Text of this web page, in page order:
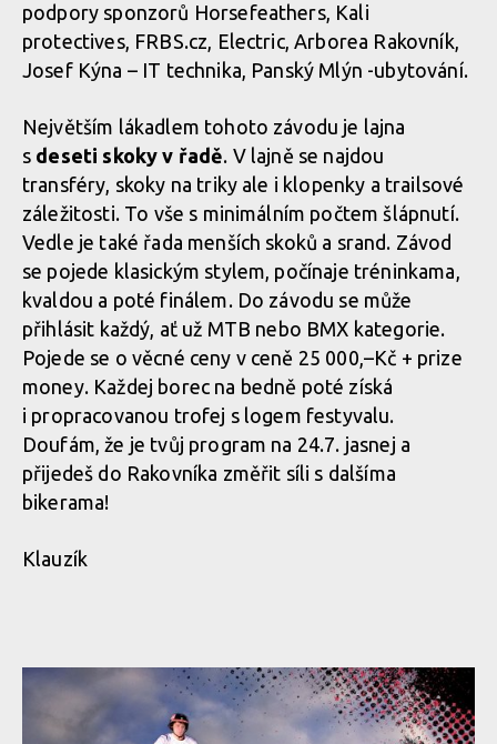
podpory sponzorů Horsefeathers, Kali
protectives, FRBS.cz, Electric, Arborea Rakovník,
Josef Kýna – IT technika, Panský Mlýn -ubytování.
Největším lákadlem tohoto závodu je lajna
s deseti skoky v řadě. V lajně se najdou
transféry, skoky na triky ale i klopenky a trailsové
záležitosti. To vše s minimálním počtem šlápnutí.
Vedle je také řada menších skoků a srand. Závod
se pojede klasickým stylem, počínaje tréninkama,
kvaldou a poté finálem. Do závodu se může
přihlásit každý, ať už MTB nebo BMX kategorie.
Pojede se o věcné ceny v ceně 25 000,–Kč + prize
money. Každej borec na bedně poté získá
i propracovanou trofej s logem festyvalu.
Doufám, že je tvůj program na 24.7. jasnej a
přijedeš do Rakovníka změřit síli s dalšíma
bikerama!
Klauzík